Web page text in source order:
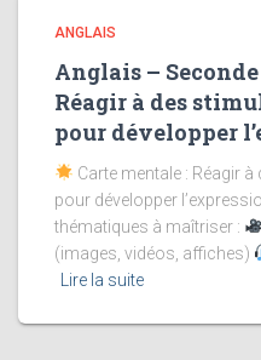
ANGLAIS
Anglais –
Réagir à des
pour développer
Carte mentale : Réagir
pour développer
thématiques à maîtriser :
(images, vidéos, affiches)
Lire la suite